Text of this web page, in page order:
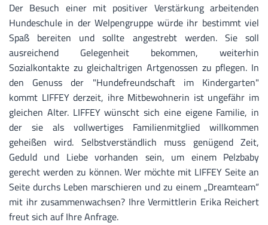
Der Besuch einer mit positiver Verstärkung arbeitenden
Hundeschule in der Welpengruppe würde ihr bestimmt viel
Spaß bereiten und sollte angestrebt werden. Sie soll
ausreichend Gelegenheit bekommen, weiterhin
Sozialkontakte zu gleichaltrigen Artgenossen zu pflegen. In
den Genuss der "Hundefreundschaft im Kindergarten"
kommt LIFFEY derzeit, ihre Mitbewohnerin ist ungefähr im
gleichen Alter. LIFFEY wünscht sich eine eigene Familie, in
der sie als vollwertiges Familienmitglied willkommen
geheißen wird. Selbstverständlich muss genügend Zeit,
Geduld und Liebe vorhanden sein, um einem Pelzbaby
gerecht werden zu können. Wer möchte mit LIFFEY Seite an
Seite durchs Leben marschieren und zu einem „Dreamteam“
mit ihr zusammenwachsen? Ihre Vermittlerin Erika Reichert
freut sich auf Ihre Anfrage.